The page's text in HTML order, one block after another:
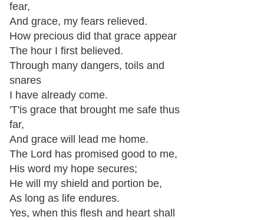
fear,
And grace, my fears relieved.
How precious did that grace appear
The hour I first believed.
Through many dangers, toils and
snares
I have already come.
'T'is grace that brought me safe thus
far,
And grace will lead me home.
The Lord has promised good to me,
His word my hope secures;
He will my shield and portion be,
As long as life endures.
Yes, when this flesh and heart shall